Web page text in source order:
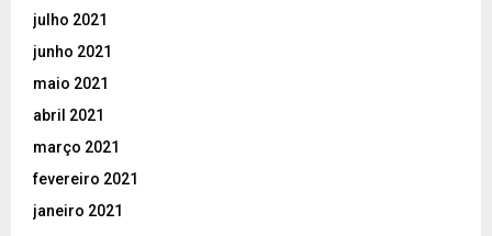
julho 2021
junho 2021
maio 2021
abril 2021
março 2021
fevereiro 2021
janeiro 2021